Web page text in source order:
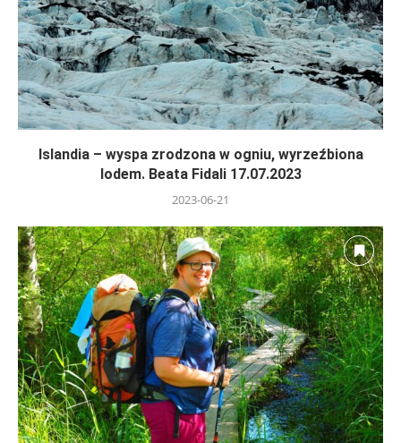
Islandia – wyspa zrodzona w ogniu, wyrzeźbiona
lodem. Beata Fidali 17.07.2023
2023-06-21